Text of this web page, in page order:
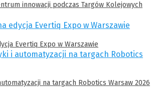
innowacji podczas Targów Kolejowych
Evertiq Expo w Warszawie
na targach Robotics Warsaw 2026